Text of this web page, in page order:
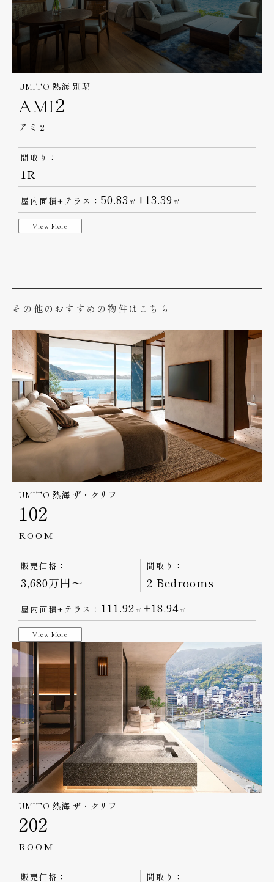
UMITO 熱海 別邸
AMI2
アミ2
間取り：
1R
屋内面積+テラス： 50.83 ㎡ +13.39 ㎡
View More
その他のおすすめの物件はこちら
UMITO 熱海 ザ・クリフ
102
ROOM
販売価格：
3,680万円～
間取り：
2 Bedrooms
屋内面積+テラス： 111.92 ㎡ +18.94㎡
View More
UMITO 熱海 ザ・クリフ
202
ROOM
販売価格： 間取り：